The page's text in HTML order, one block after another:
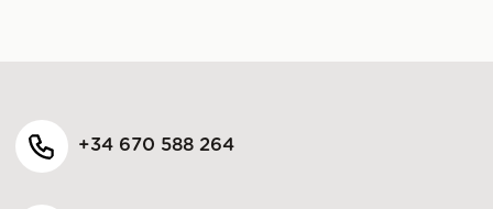
+34 670 588 264